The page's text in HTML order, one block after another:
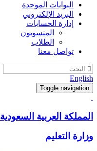
البوابات الموحدة
البريد الإلكتروني
إدارة الحسابات
المنسوبون
الطلاب
تواصل معنا
English
Toggle navigation
المملكة العربية السعودية
وزارة التعليم